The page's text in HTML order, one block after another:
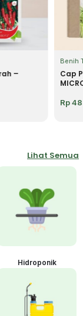
–
Benih
Cap
Rp
Lihat Semua
Hidroponik